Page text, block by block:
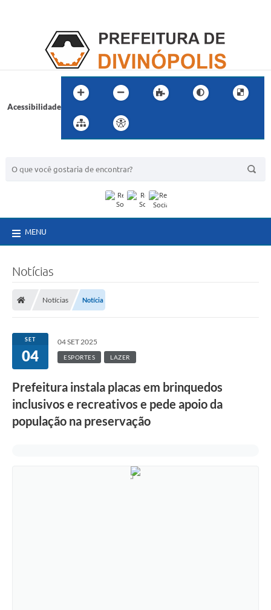
Acessibilidade
MENU
Notícias
Notícias Notícia
SET
04
04 SET 2025
ESPORTES LAZER
Prefeitura instala placas em brinquedos
inclusivos e recreativos e pede apoio da
população na preservação